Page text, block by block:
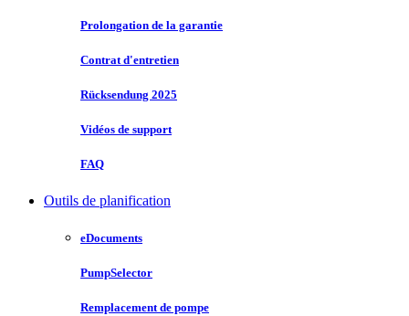
Prolongation de la garantie
Contrat d'entretien
Rücksendung 2025
Vidéos de support
FAQ
Outils de planification
eDocuments
PumpSelector
Remplacement de pompe